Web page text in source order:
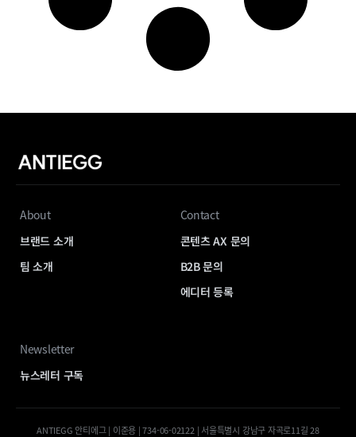
About
브랜드 소개
팀 소개
Contact
콘텐츠 AX 문의
B2B 문의
에디터 등록
Newsletter
뉴스레터 구독
ANTIEGG 안티에그 | 이준용 | 734-06-02122 | 서울특별시 강남구 자곡로11길 28